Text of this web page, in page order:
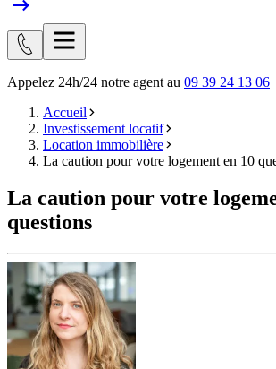
Appelez 24h/24 notre agent au 09 39 24 13 06
Accueil
Investissement locatif
Location immobilière
La caution pour votre logement en 10
La caution pour votre
questions